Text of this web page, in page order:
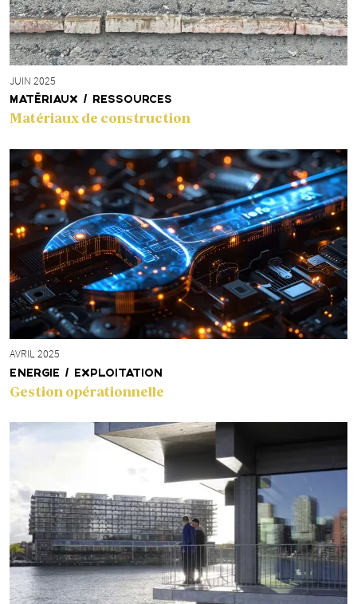
JUIN 2025
MATÉRIAUX / RESSOURCES
Matériaux de construction
AVRIL 2025
ENERGIE / EXPLOITATION
Gestion opérationnelle